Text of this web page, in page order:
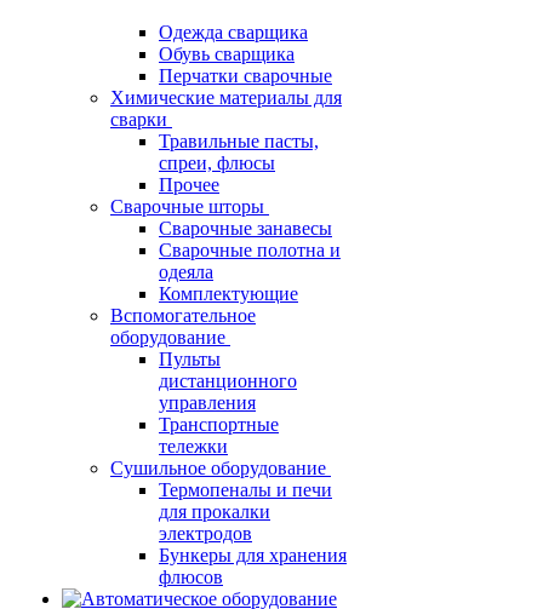
Одежда сварщика
Обувь сварщика
Перчатки сварочные
Химические материалы для
сварки
Травильные пасты,
спреи, флюсы
Прочее
Сварочные шторы
Сварочные занавесы
Сварочные полотна и
одеяла
Комплектующие
Вспомогательное
оборудование
Пульты
дистанционного
управления
Транспортные
тележки
Сушильное оборудование
Термопеналы и печи
для прокалки
электродов
Бункеры для хранения
флюсов